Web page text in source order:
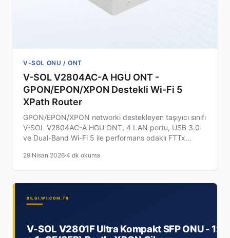
V-SOL ONU / ONT
V-SOL V2804AC-A HGU ONT -
GPON/EPON/XPON Destekli Wi-Fi 5
XPath Router
GPON/EPON/XPON networki destekleyen taşıyıcı sınıfı
V-SOL V2804AC-A HGU ONT, 4 LAN portu, USB 3.0
ve Dual-Band Wi-Fi 5 ile performans odaklı FTTx
29 Nisan 2026·4 dk okuma